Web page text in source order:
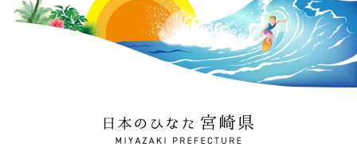
日本のひなた 宮崎県
MIYAZAKI PREFECTURE